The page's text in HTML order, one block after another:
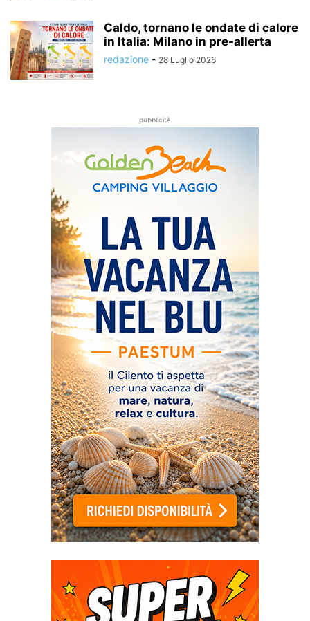
Caldo, tornano le ondate di calore
in Italia: Milano in pre-allerta
redazione - 28 Luglio 2026
pubblicità